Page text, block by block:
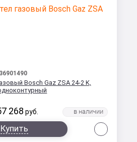
Bosch Gaz ZSA 24-2 K,
268 руб.
Купить